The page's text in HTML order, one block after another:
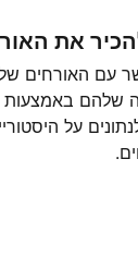
את
עם האורחים
שלהם באמצעות
על